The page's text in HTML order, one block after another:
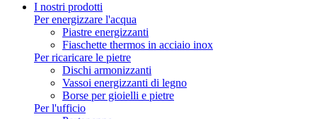
I nostri prodotti
Per energizzare l'acqua
Piastre energizzanti
Fiaschette thermos in acciaio inox
Per ricaricare le pietre
Dischi armonizzanti
Vassoi energizzanti di legno
Borse per gioielli e pietre
Per l'ufficio